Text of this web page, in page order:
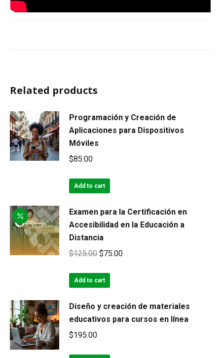
Related products
Programación y Creación de
Aplicaciones para Dispositivos
Móviles
$85.00
Add to cart
Examen para la Certificación en
Accesibilidad en la Educación a
Distancia
$125.00 Original
was:
$75.00Current
Add to cart
Diseño y creación de materiales
educativos para cursos en línea
$195.00